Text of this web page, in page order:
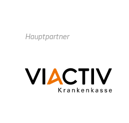
Hauptpartner